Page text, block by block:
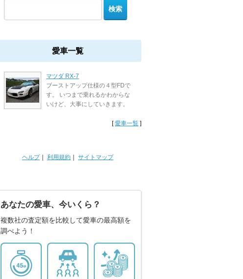
愛車一覧
マツダ RX-7
ブーストアップ仕様の４型FDで
す。 いつまで乗れるかわからな
いけど、大事にしていきます。
[愛車一覧 ]
ヘルプ｜ 利用規約 サイトマップ
あなたの愛車、今いくら？
複数社の査定額を比較して愛車の最高額を
調べよう！